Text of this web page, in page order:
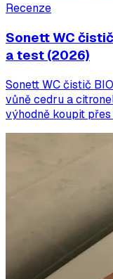
Recenze
Sonett WC
a test (2026)
Sonett WC čistič
vůně cedru a
výhodně koupit přes